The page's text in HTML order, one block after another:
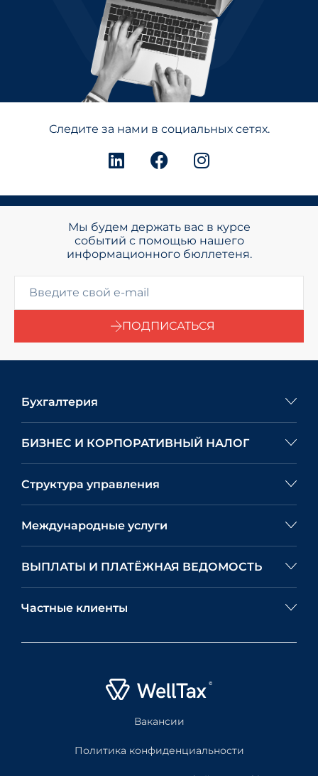
Следите за нами в социальных сетях.
Мы будем держать вас в курсе
событий с помощью нашего
информационного бюллетеня.
ПОДПИСАТЬСЯ
Бухгалтерия
БИЗНЕС И КОРПОРАТИВНЫЙ НАЛОГ
Структура управления
Международные услуги
ВЫПЛАТЫ И ПЛАТЁЖНАЯ ВЕДОМОСТЬ
Частные клиенты
Вакансии
Политика конфиденциальности